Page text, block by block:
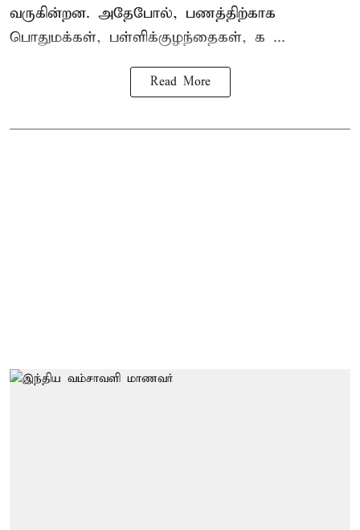
வருகின்றன. அதேபோல், பணத்திற்காக
பொதுமக்கள், பள்ளிக்குழந்தைகள், க ...
Read More